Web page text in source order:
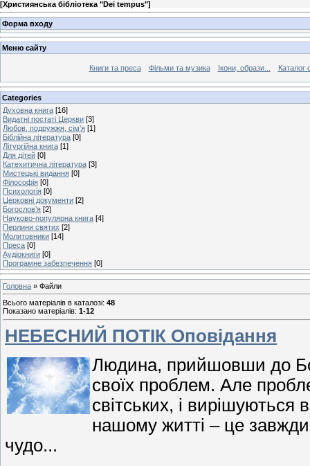
[Християнська бібліотека "Dei tempus"]
Форма входу
Меню сайту
Книги та преса Фільми та музика Ікони, образи... Каталог
Categories
Духовна книга [16]
Видатні постаті Церкви [3]
Любов, подружжя, сім’я [1]
Біблійна література [0]
Літургійна книга [1]
Для дітей [0]
Катехитична література [3]
Мистецькі видання [0]
Філософія [0]
Психологія [0]
Церковні документи [2]
Богослов’я [2]
Науково-популярна книга [4]
Перлини святих [2]
Молитовники [14]
Преса [0]
Аудіокниги [0]
Програмне забезпечення [0]
Головна » Файли
Всього матеріалів в каталозі: 48
Показано матеріалів: 1-12
НЕБЕСНИЙ ПОТІК Оповідання
Людина, прийшовши до
своїх проблем. Але
світських, і
нашому житті – це
чудо...